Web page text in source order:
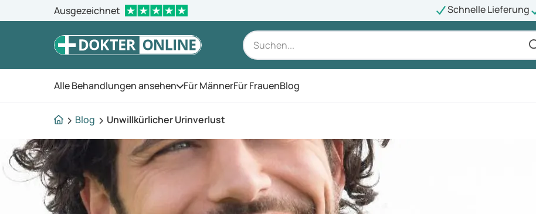
Ausgezeichnet Schnelle Lieferung
Alle Behandlungen ansehen Öffnen Sie das Menü
Für MännerFür FrauenBlog
Blog Unwillkürlicher Urinverlust